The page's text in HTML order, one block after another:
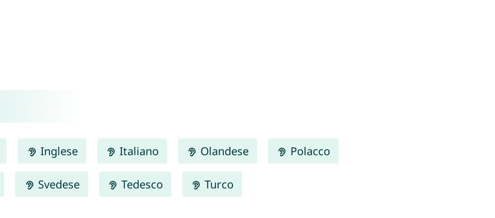
Inglese Italiano Olandese Polacco
Svedese Tedesco Turco